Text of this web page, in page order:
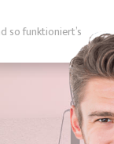
so funktioniert’s